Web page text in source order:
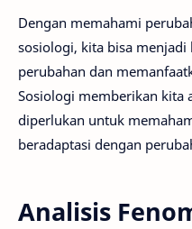
Dengan memahami
sosiologi, kita bisa
perubahan dan
Sosiologi memberikan kita
diperlukan untuk
beradaptasi dengan
Analisis